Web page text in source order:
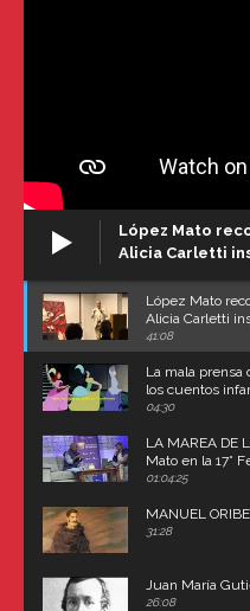
López Mato
Alicia Carletti
López Mato
Alicia Carletti
Carroll
41:08
La mala prensa
los cuentos
04:30
LA MAREA DE
Mato en la 17°
(Uruguay)
01:04:25
MANUEL ORIBE
31:28
Juan María
26:08